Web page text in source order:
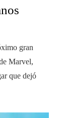
gran
Marvel,
que dejó